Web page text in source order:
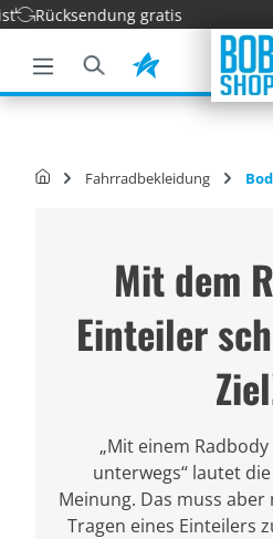
springen
gratis
Fahrradbekleidung
Mit dem
Einteiler
„Mit einem
unterwegs“ lautet
Meinung. Das muss
Tragen eines Einteilers